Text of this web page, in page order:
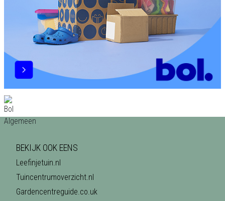
BEKIJK OOK EENS
Leefinjetuin.nl
Tuincentrumoverzicht.nl
Gardencentreguide.co.uk